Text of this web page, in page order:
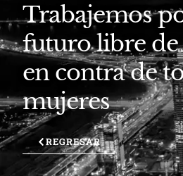
Trabajemos
futuro libre
en contra de
mujeres
REGRESAR